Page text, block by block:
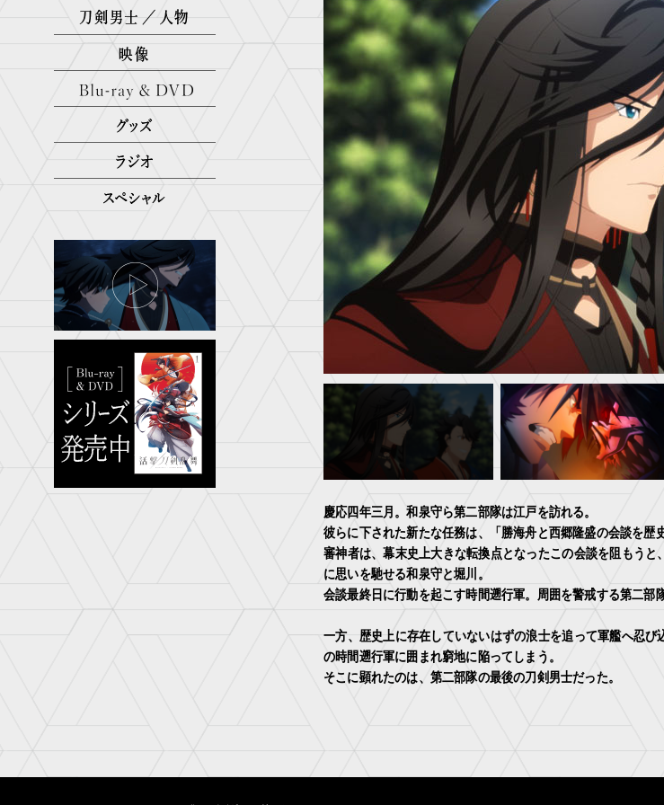
慶応四年三月。和泉守ら第二部隊は江戸を訪れる。
彼らに下された新たな任務は、「勝海舟と西郷隆盛の会談を歴
審神者は、幕末史上大きな転換点となったこの会談を阻もう
に思いを馳せる和泉守と堀川。
会談最終日に行動を起こす時間遡行軍。周囲を警戒する第二部
一方、歴史上に存在していないはずの浪士を追って軍艦へ忍
の時間遡行軍に囲まれ窮地に陥ってしまう。
そこに顕れたのは、第二部隊の最後の刀剣男士だった。